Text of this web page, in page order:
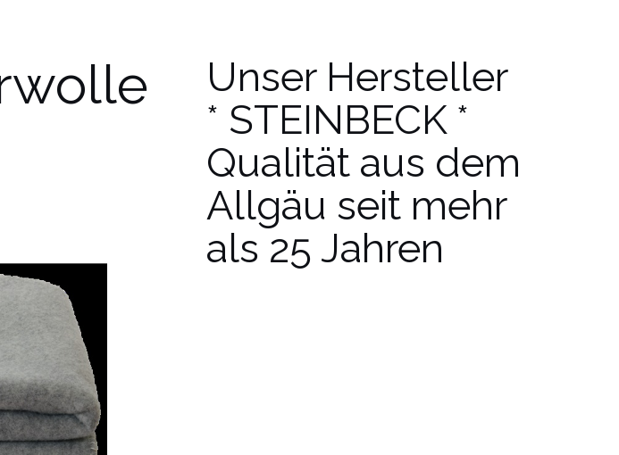
Unser Hersteller
* STEINBECK *
Qualität aus dem
Allgäu seit mehr
als 25 Jahren